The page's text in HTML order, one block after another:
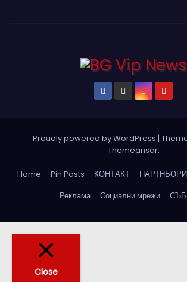
Proudly powered by WordPress |
Themeansar.
Home Pin Posts КОНТАКТ ПАРТНЬОРИ
Реклама
Социални мрежи
Close